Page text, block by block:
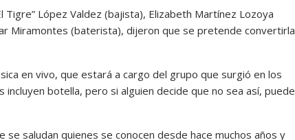
López Valdez (bajista), Elizabeth Martínez Lozoya
Miramontes (baterista), dijeron que se pretende convertirla
en vivo, que estará a cargo del grupo que surgió en los
botella, pero si alguien decide que no sea así, puede
saludan quienes se conocen desde hace muchos años y